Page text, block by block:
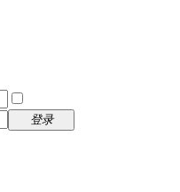
登录